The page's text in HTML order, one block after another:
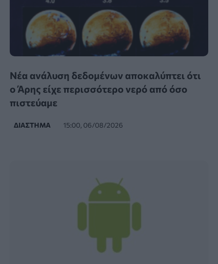
Νέα ανάλυση δεδομένων αποκαλύπτει ότι
ο Άρης είχε περισσότερο νερό από όσο
πιστεύαμε
ΔΙΆΣΤΗΜΑ 15:00, 06/08/2026